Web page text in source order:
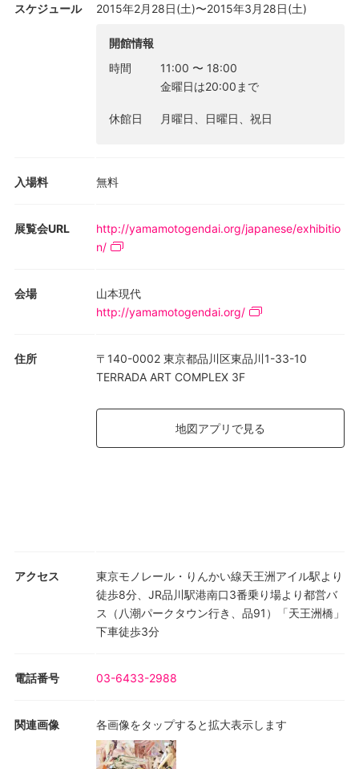
感じられ「離れて持つ」—眼で触る—面白さがあります。このよ
うに、今回の展覧会ではイコノクラスムの中で存在の強固さを際
立たせている作品と、絵画の歴史を再解釈する今津の視線とが共
スケジュール 2015年2月28日(土)〜2015年3月28日(土)
開館情報
時間
11:00 〜 18:00
金曜日は20:00まで
休館日 月曜日、日曜日、祝日
入場料 無料
展覧会URL
http://yamamotogendai.org/japanese/exhibitio
n/
会場
山本現代
http://yamamotogendai.org/
住所
〒140-0002 東京都品川区東品川1-33-10
TERRADA ART COMPLEX 3F
地図アプリで見る
アクセス
東京モノレール・りんかい線天王洲アイル駅より
徒歩8分、JR品川駅港南口3番乗り場より都営バ
ス（八潮パークタウン行き、品91）「天王洲橋」
下車徒歩3分
電話番号 03-6433-2988
関連画像 各画像をタップすると拡大表示します